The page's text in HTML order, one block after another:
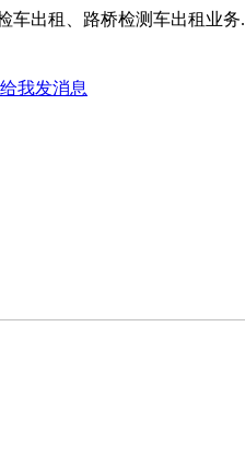
车出租、路桥检测车出租业务.